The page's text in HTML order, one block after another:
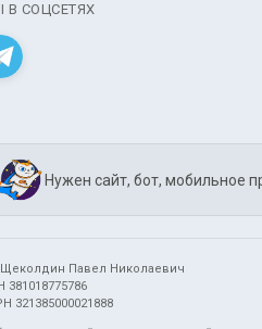
В СОЦСЕТЯХ
Нужен сайт, бот, мобильное
Павел Николаевич
381018775786
321385000021888